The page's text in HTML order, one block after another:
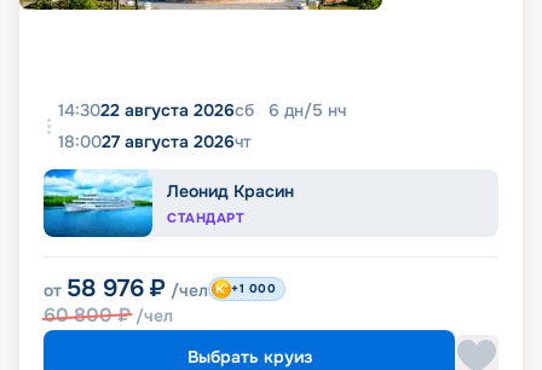
14:3022 августа 2026сб 6 дн/5 нч
18:0027 августа 2026чт
Леонид Красин
СТАНДАРТ
от 58 976 ₽ /чел
60 800₽ /чел
+1 000
Выбрать круиз